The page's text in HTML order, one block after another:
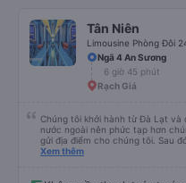
Tân Niên
Limousine Phòng Đôi
Ngã 4 An Sương
6 giờ 45 phút
Rạch Giá
Chúng tôi khởi hành từ Đà Lạt và
nước ngoài nên phức tạp hơn
gửi địa điểm cho chúng tôi. Sau
lần đầu tiên đi xe giường nằm với
Xem thêm